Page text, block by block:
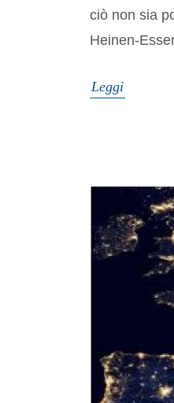
ciò non sia
Heinen-
Leggi